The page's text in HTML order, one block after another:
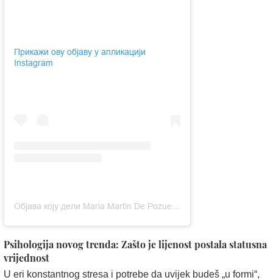
Прикажи ову објаву у апликацији
Instagram
Psihologija novog trenda: Zašto je lijenost postala statusna
vrijednost
U eri konstantnog stresa i potrebe da uvijek budeš „u formi“,